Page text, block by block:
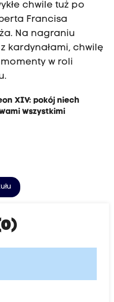
chwile tuż po
Francisa
Na nagraniu
kardynałami, chwilę
w roli
XIV: pokój niech
wszystkimi